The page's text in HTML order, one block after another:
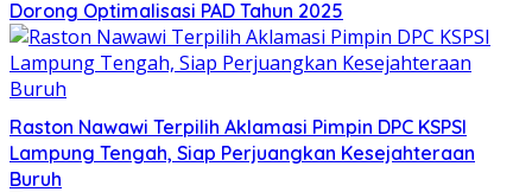
Dorong Optimalisasi PAD Tahun 2025
Raston Nawawi Terpilih Aklamasi Pimpin DPC KSPSI
Lampung Tengah, Siap Perjuangkan Kesejahteraan
Buruh